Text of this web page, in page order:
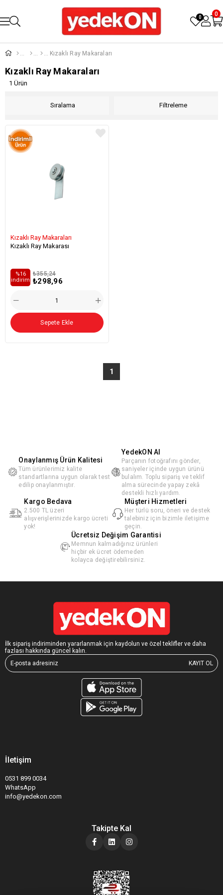
0 0
Kızaklı Ray Makaraları
Kızaklı Ray Makaraları
Filtreleme
Sıralama
1 Ürün
Kızaklı Ray Makaraları
Kızaklı Ray Makarası
₺298,96
₺355,24
%16
i̇ndirim
Sepete Ekle
1
Onaylanmış Ürün Kalitesi
Tüm ürünlerimiz kalite
standartlarına uygun olarak test
edilip onaylanmıştır.
YedekON AI
Parçanın fotoğrafını gönder,
saniyeler içinde uygun ürünü
bulalım. Toplu sipariş ve teklif
alma sürecinde yapay zekâ
destekli hızlı yardım.
Kargo Bedava
2.500 TL üzeri
alışverişlerinizde kargo ücreti
yok!
Müşteri Hizmetleri
Her türlü soru, öneri ve destek
talebiniz için bizimle iletişime
geçin.
Ücretsiz Değişim Garantisi
Memnun kalmadığınız ürünleri
hiçbir ek ücret ödemeden
kolayca değiştirebilirsiniz.
İlk sipariş indiriminden yararlanmak için kaydolun ve özel teklifler ve daha
fazlası hakkında güncel kalın.
KAYIT OL
İletişim
0531 899 0034
WhatsApp
info@yedekon.com
Takipte Kal